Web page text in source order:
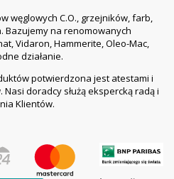
węglowych C.O., grzejników, farb,
Bazujemy na renomowanych
Vidaron, Hammerite, Oleo-Mac,
działanie.
potwierdzona jest atestami i
doradcy służą ekspercką radą i
Klientów.